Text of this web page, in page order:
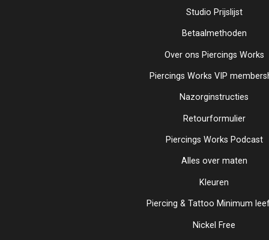
Studio Prijslijst
Betaalmethoden
Over ons Piercings Works
Piercings Works VIP
Nazorginstructies
Retourformulier
Piercings Works Podcast
Alles over maten
Kleuren
Piercing & Tattoo Minimum
Nickel Free